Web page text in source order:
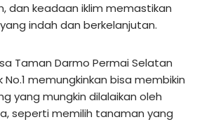
dan keadaan iklim memastikan
indah dan berkelanjutan.
Taman Darmo Permai Selatan
No.1 memungkinkan bisa membikin
yang mungkin dilalaikan oleh
seperti memilih tanaman yang